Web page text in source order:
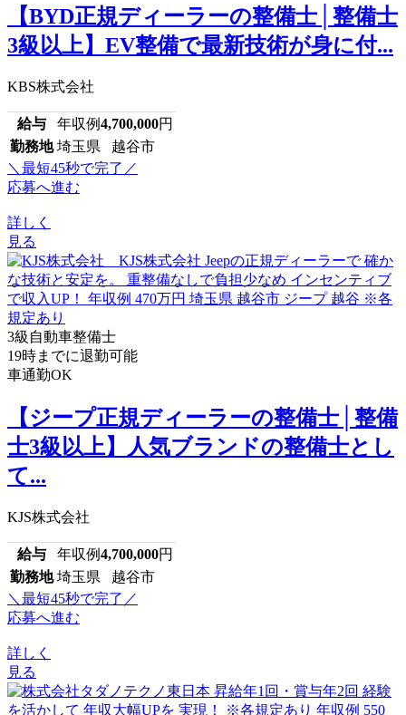
【BYD正規ディーラーの整備士│整備士
3級以上】EV整備で最新技術が身に付...
KBS株式会社
給与 年収例4,700,000円
勤務地 埼玉県 越谷市
＼最短45秒で完了／
応募へ進む
詳しく
見る
3級自動車整備士
19時までに退勤可能
車通勤OK
【ジープ正規ディーラーの整備士│整備
士3級以上】人気ブランドの整備士とし
て...
KJS株式会社
給与 年収例4,700,000円
勤務地 埼玉県 越谷市
＼最短45秒で完了／
応募へ進む
詳しく
見る